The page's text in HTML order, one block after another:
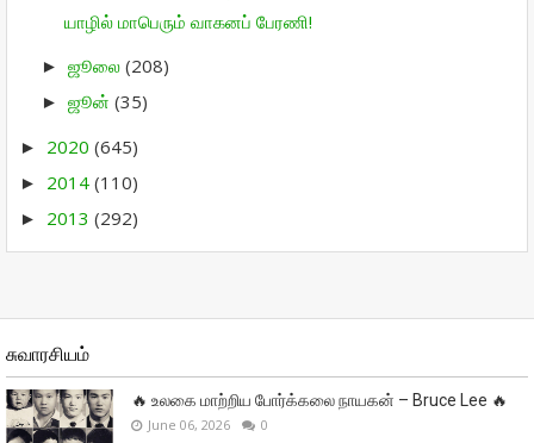
யாழில் மாபெரும் வாகனப் பேரணி!
► ஜூலை (208)
► ஜூன் (35)
► 2020 (645)
► 2014 (110)
► 2013 (292)
சுவாரசியம்
🔥 உலகை மாற்றிய போர்க்கலை நாயகன் – Bruce Lee 🔥
June 06, 2026 0